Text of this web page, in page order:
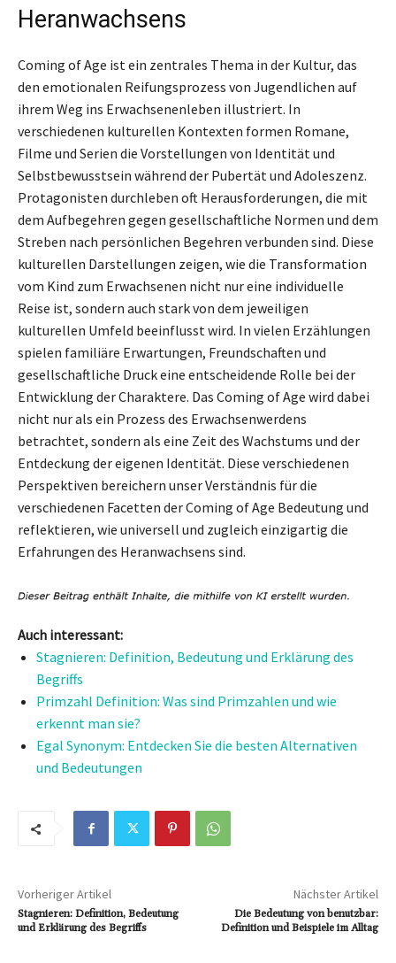
Heranwachsens
Coming of Age ist ein zentrales Thema in der Kultur, das
den emotionalen Reifungsprozess von Jugendlichen auf
ihrem Weg ins Erwachsenenleben illustriert. In
verschiedenen kulturellen Kontexten formen Romane,
Filme und Serien die Vorstellungen von Identität und
Selbstbewusstsein während der Pubertät und Adoleszenz.
Protagonisten durchleben oft Herausforderungen, die mit
dem Aufbegehren gegen gesellschaftliche Normen und dem
Streben nach persönlichen Begehren verbunden sind. Diese
kulturellen Darstellungen zeigen, wie die Transformation
vom Kind zum Erwachsenen nicht nur eine individuelle
Reise ist, sondern auch stark von dem jeweiligen
kulturellen Umfeld beeinflusst wird. In vielen Erzählungen
spielen familiäre Erwartungen, Freundschaften und
gesellschaftliche Druck eine entscheidende Rolle bei der
Entwicklung der Charaktere. Das Coming of Age wird dabei
nicht nur als ein Prozess des Erwachsenwerdens
betrachtet, sondern als eine Zeit des Wachstums und der
Entdeckung der eigenen Identität. Diese verschiedenen
Perspektiven bereichern unser Verständnis für die
verschiedenen Facetten der Coming of Age Bedeutung und
reflektieren, wie universell und zugleich einzigartig die
Erfahrungen des Heranwachsens sind.
Auch interessant:
Stagnieren: Definition, Bedeutung und Erklärung des
Begriffs
Primzahl Definition: Was sind Primzahlen und wie
erkennt man sie?
Egal Synonym: Entdecken Sie die besten Alternativen
und Bedeutungen
Vorheriger Artikel
Stagnieren: Definition, Bedeutung
und Erklärung des Begriffs
Nächster Artikel
Die Bedeutung von benutzbar:
Definition und Beispiele im Alltag